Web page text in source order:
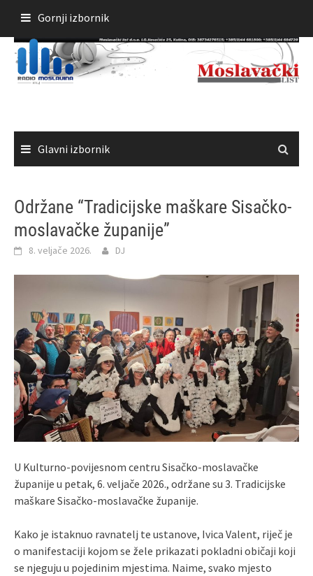
sadržaja
Gornji izbornik
Glavni izbornik
Održane “Tradicijske maškare Sisačko-
moslavačke županije”
8. veljače 2026. DJ
U Kulturno-povijesnom centru Sisačko-moslavačke
županije u petak, 6. veljače 2026., održane su 3. Tradicijske
maškare Sisačko-moslavačke županije.
Kako je istaknuo ravnatelj te ustanove, Ivica Valent, riječ je
o manifestaciji kojom se žele prikazati pokladni običaji koji
se njeguju u pojedinim mjestima. Naime, svako mjesto